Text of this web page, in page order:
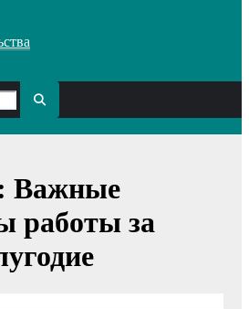
Важные
работы за